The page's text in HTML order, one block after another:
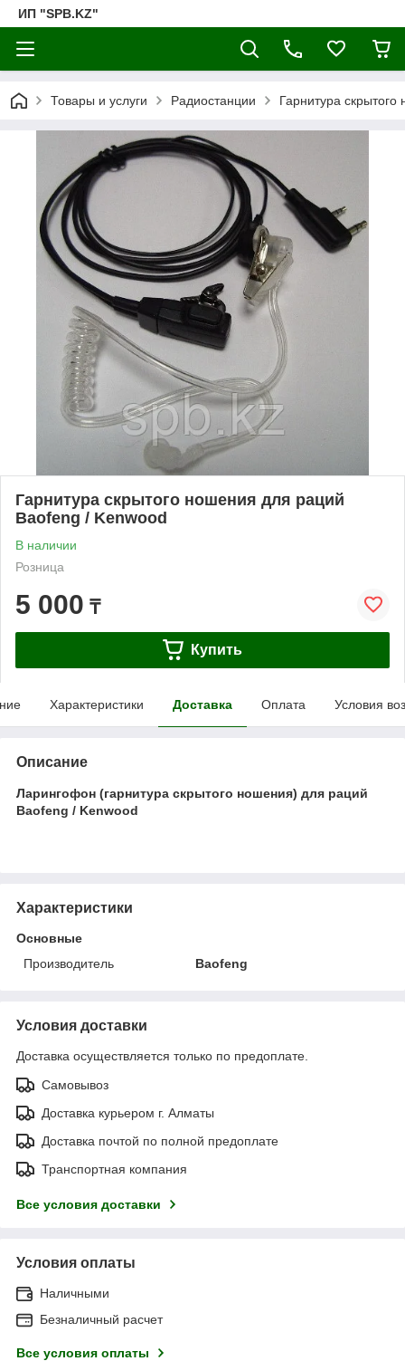
ИП "SPB.KZ"
Товары и услуги Радиостанции Гарнитура
Гарнитура скрытого ношения для раций
Baofeng / Kenwood
В наличии
Розница
5 000 ₸
Купить
Характеристики Доставка Оплата Условия
Описание
Ларингофон (гарнитура скрытого ношения) для раций
Baofeng / Kenwood
Характеристики
Основные
Производитель
Baofeng
Условия доставки
Доставка осуществляется только по предоплате.
Самовывоз
Доставка курьером г. Алматы
Доставка почтой по полной предоплате
Транспортная компания
Все условия доставки
Условия оплаты
Наличными
Безналичный расчет
Все условия оплаты